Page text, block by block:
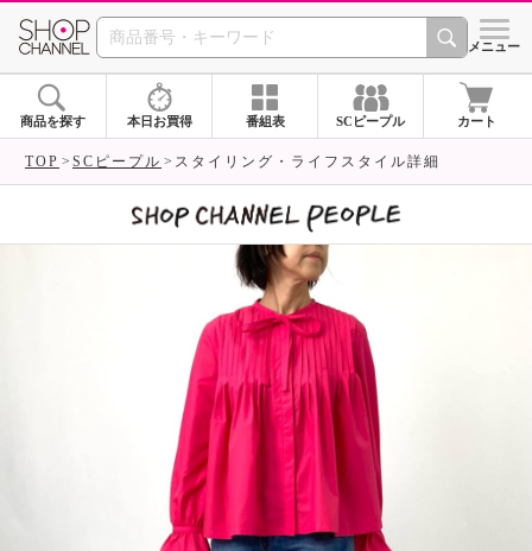
SHOP CHANNEL シメニュー
商品を探す 本日お買得 番組表 SCピープル カート
TOP SCピープル スタイリング・ライフスタイル詳細